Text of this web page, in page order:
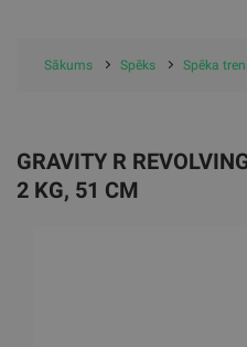
Sākums Spēks Spēka
GRAVITY R
2 KG, 51 CM